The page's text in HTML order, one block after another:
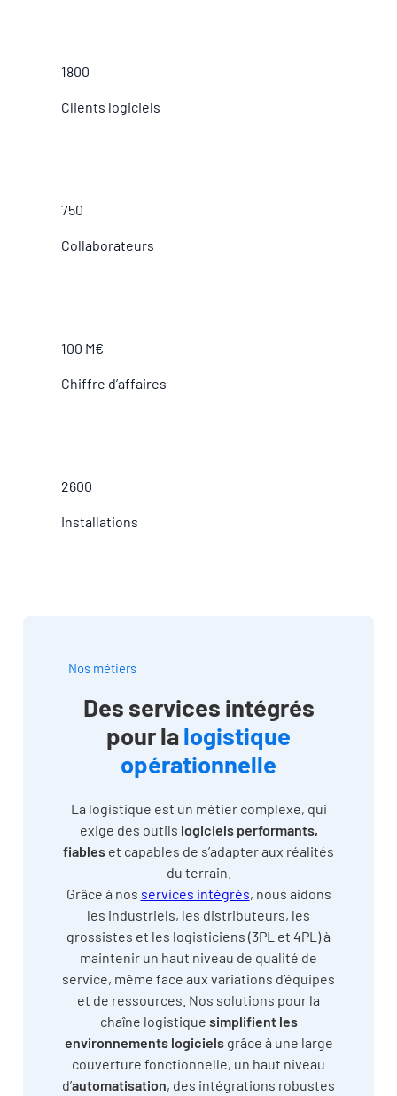
1800
Clients logiciels
750
Collaborateurs
100 M€
Chiffre d’affaires
2600
Installations
Nos métiers
Des services intégrés
pour lalogistique
opérationnelle
La logistique est un métier complexe, qui
exige des outils logiciels performants,
fiables et capables de s’adapter aux réalités
du terrain.
Grâce à nos services intégrés, nous aidons
les industriels, les distributeurs, les
grossistes et les logisticiens (3PL et 4PL) à
maintenir un haut niveau de qualité de
service, même face aux variations d’équipes
et de ressources. Nos solutions pour la
chaîne logistique simplifient les
environnements logicielsgrâce à une large
couverture fonctionnelle, un haut niveau
d’automatisation, des intégrations robustes